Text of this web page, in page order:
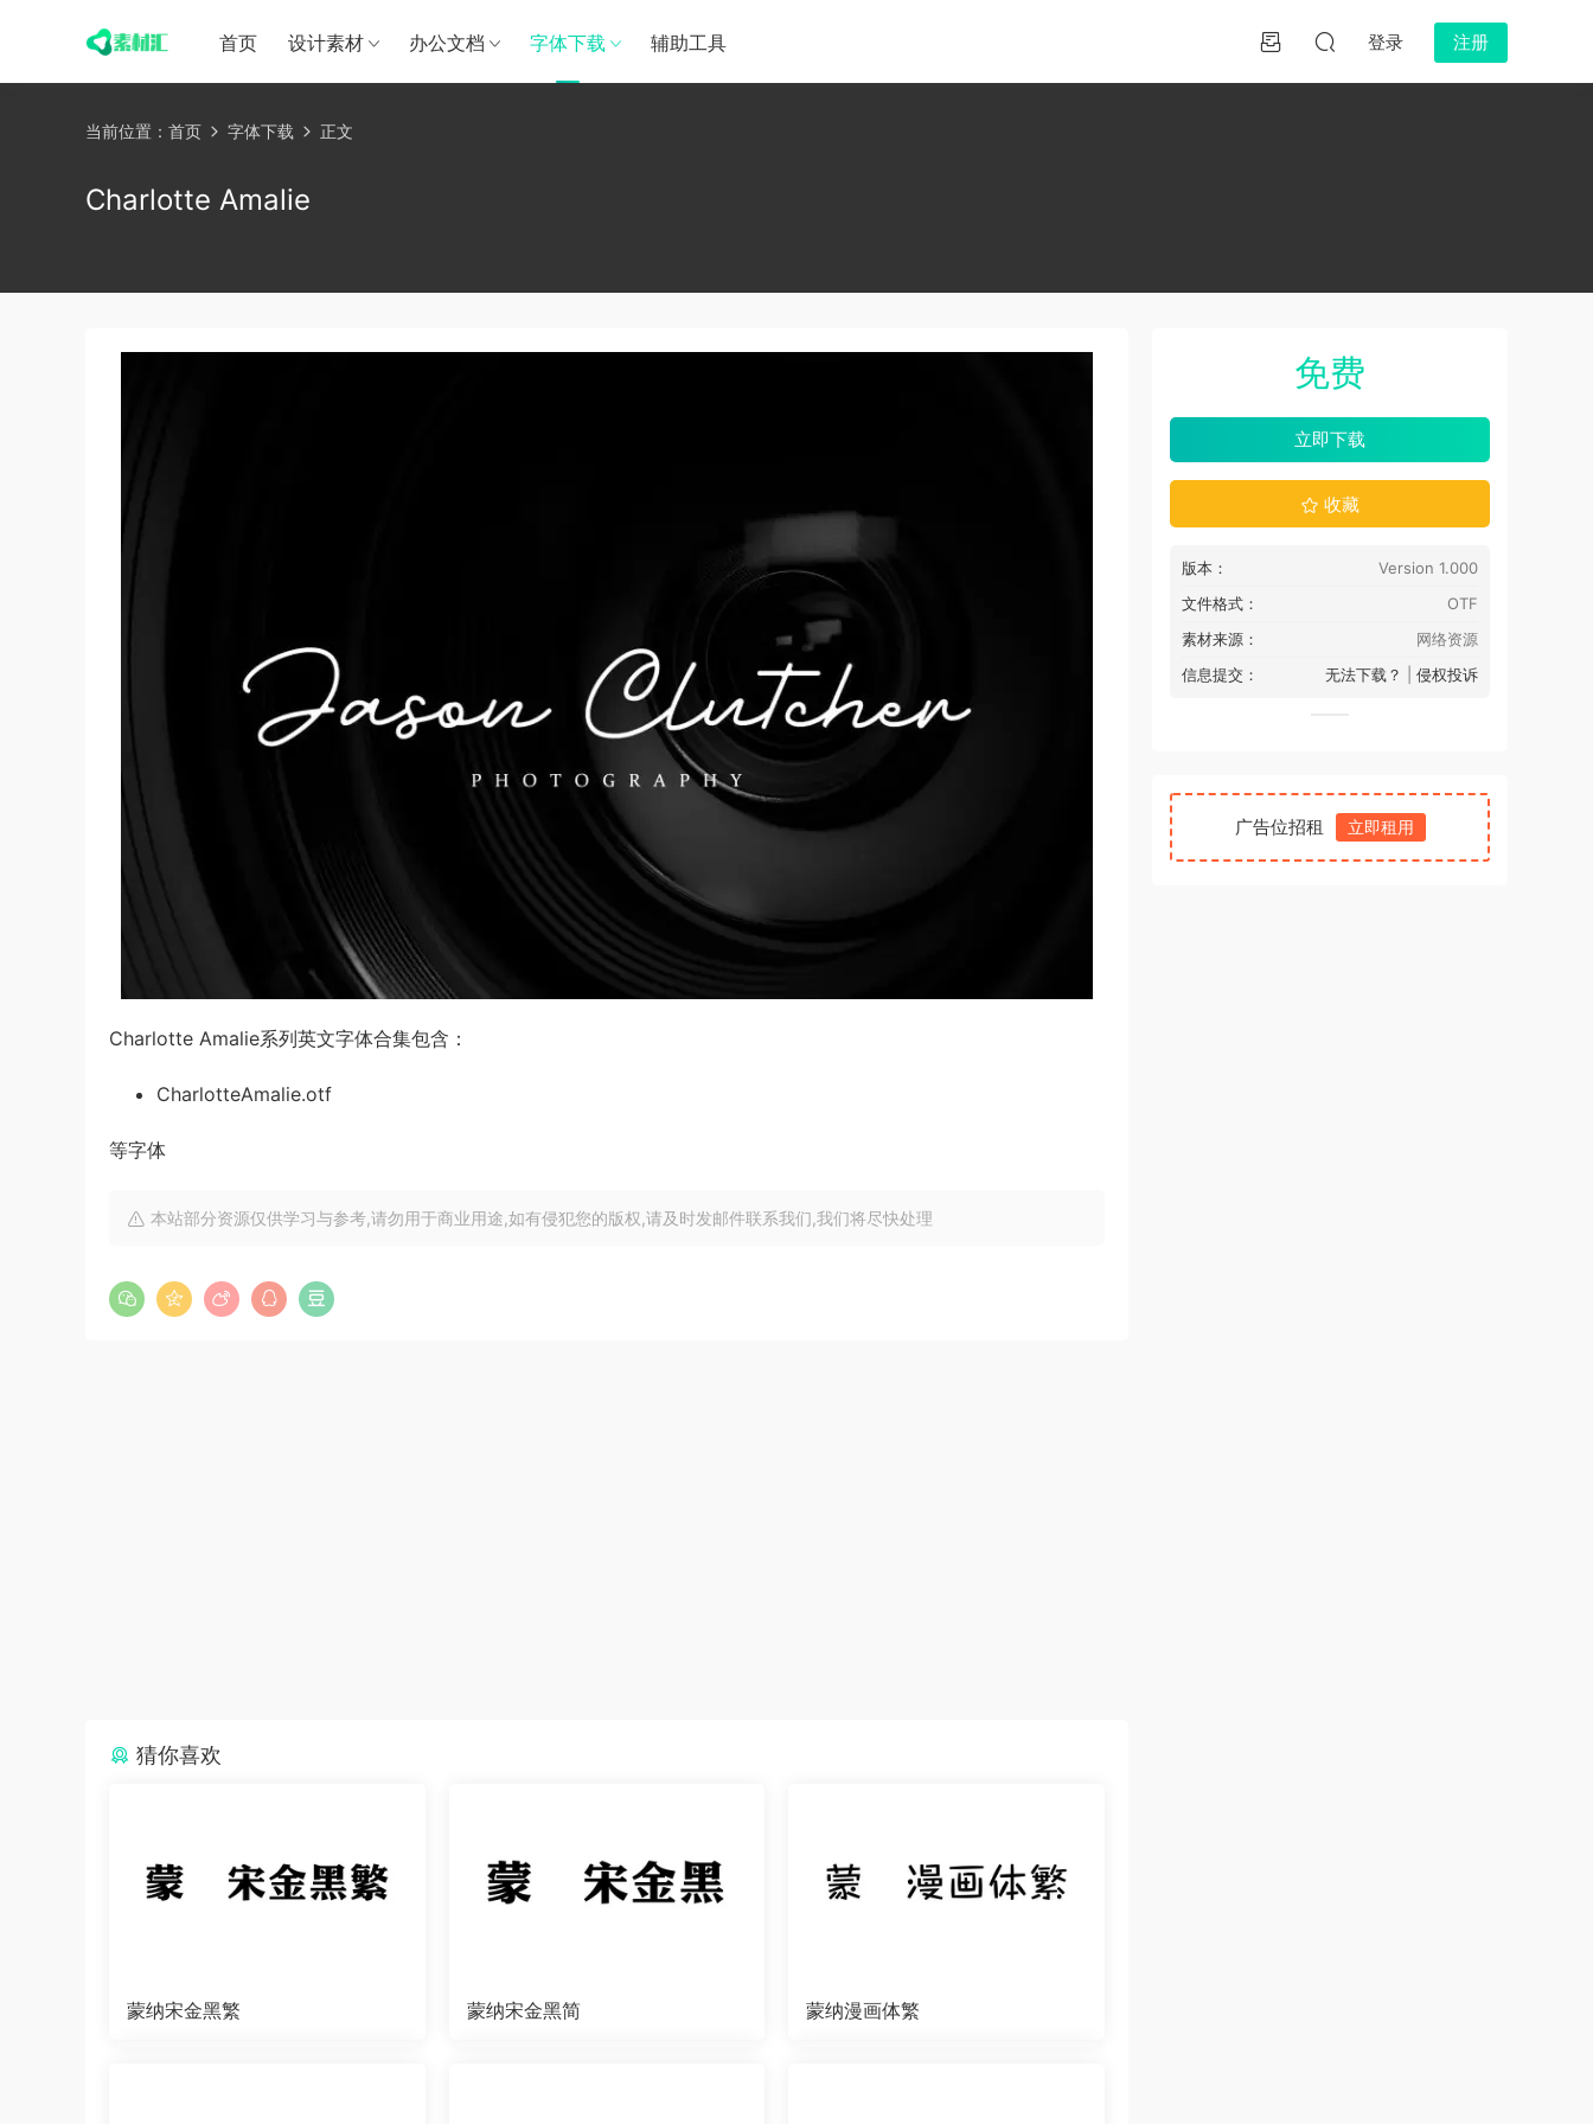
首页 设计素材 办公文档 字体下载 辅助工具 登录 注册
当前位置： 首页 字体下载 正文
Charlotte Amalie
Charlotte Amalie系列英文字体合集包含：
CharlotteAmalie.otf
等字体
本站部分资源仅供学习与参考,请勿用于商业用途,如有侵犯您的版权,请及时发邮件联系我们,我们将尽快处理
猜你喜欢
蒙纳宋金黑繁 蒙纳宋金黑简 蒙纳漫画体繁
免费
立即下载
收藏
版本：
Version 1.000
文件格式：
OTF
素材来源：
网络资源
信息提交：
无法下载？ 侵权投诉
广告位招租 立即租用